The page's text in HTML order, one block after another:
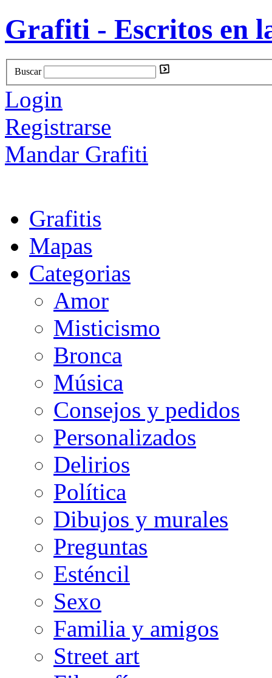
Grafiti - Escritos en
Buscar
Login
Registrarse
Mandar Grafiti
Grafitis
Mapas
Categorias
Amor
Misticismo
Bronca
Música
Consejos y pedidos
Personalizados
Delirios
Política
Dibujos y murales
Preguntas
Esténcil
Sexo
Familia y amigos
Street art